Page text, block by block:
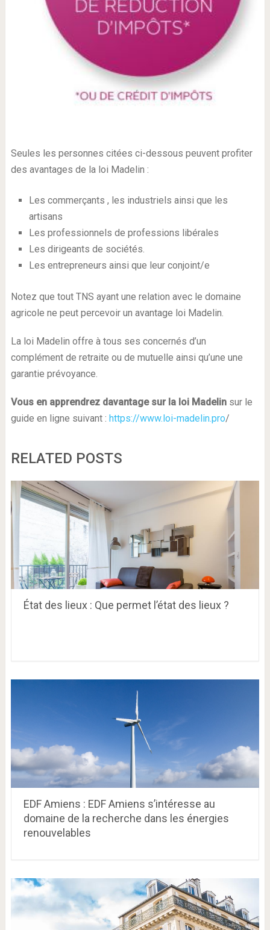
Seules les personnes citées ci-dessous peuvent profiter
des avantages de la loi Madelin :
Les commerçants , les industriels ainsi que les
artisans
Les professionnels de professions libérales
Les dirigeants de sociétés.
Les entrepreneurs ainsi que leur conjoint/e
Notez que tout TNS ayant une relation avec le domaine
agricole ne peut percevoir un avantage loi Madelin.
La loi Madelin offre à tous ses concernés d’un
complément de retraite ou de mutuelle ainsi qu’une une
garantie prévoyance.
Vous en apprendrez davantage sur la loi Madelin sur le
guide en ligne suivant : https://www.loi-madelin.pro/
RELATED POSTS
État des lieux : Que permet l’état des lieux ?
EDF Amiens : EDF Amiens s’intéresse au
domaine de la recherche dans les énergies
renouvelables